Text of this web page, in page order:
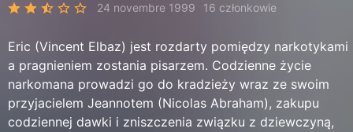
24 novembre 1999 16 członkowie
Eric (Vincent Elbaz) jest rozdarty pomiędzy narkotykami
a pragnieniem zostania pisarzem. Codzienne życie
narkomana prowadzi go do kradzieży wraz ze swoim
przyjacielem Jeannotem (Nicolas Abraham), zakupu
codziennej dawki i zniszczenia związku z dziewczyną,